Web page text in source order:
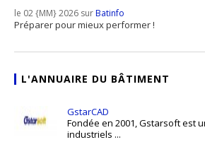
le 02 {MM} 2026 surBatinfo
Préparer pour mieux performer !
L'ANNUAIRE DU BÂTIMENT
GstarCAD
Fondée en 2001, Gstarsoft est
industriels ...